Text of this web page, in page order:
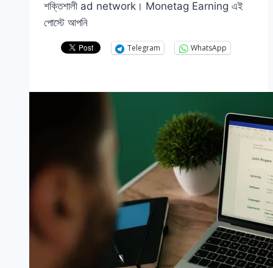
শক্তিশালী ad network। Monetag Earning এই
পোস্টে আপনি
Telegram WhatsApp